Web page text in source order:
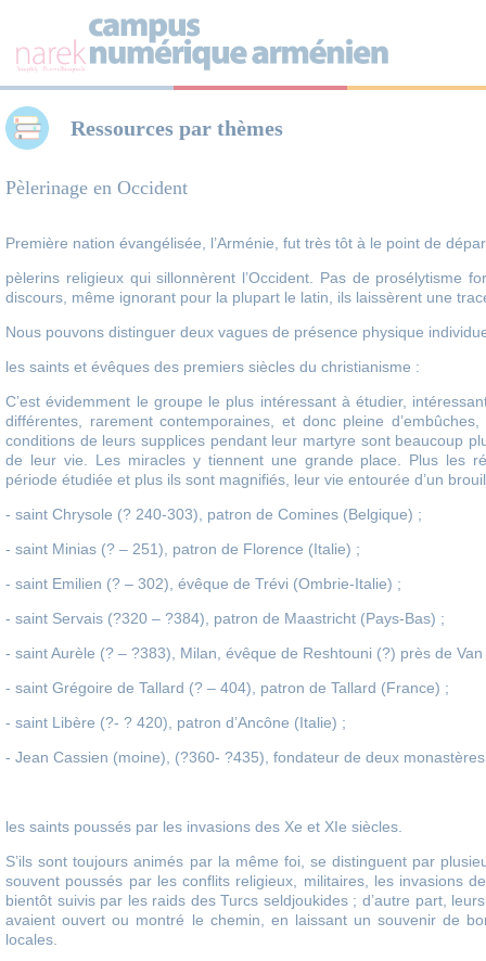
Ressources par thèmes
Pèlerinage en Occident
Première nation évangélisée, l’Arménie, fut très tôt à le point de
pèlerins religieux qui sillonnèrent l’Occident. Pas de prosélytisme
discours, même ignorant pour la plupart le latin, ils laissèrent une
Nous pouvons distinguer deux vagues de présence physique
les saints et évêques des premiers siècles du christianisme :
C’est évidemment le groupe le plus intéressant à étudier,
différentes, rarement contemporaines, et donc pleine
conditions de leurs supplices pendant leur martyre sont beaucoup
de leur vie. Les miracles y tiennent une grande place. Plus les
période étudiée et plus ils sont magnifiés, leur vie entourée d’un
- saint Chrysole (? 240-303), patron de Comines (Belgique) ;
- saint Minias (? – 251), patron de Florence (Italie) ;
- saint Emilien (? – 302), évêque de Trévi (Ombrie-Italie) ;
- saint Servais (?320 – ?384), patron de Maastricht (Pays-Bas) ;
- saint Aurèle (? – ?383), Milan, évêque de Reshtouni (?) près de
- saint Grégoire de Tallard (? – 404), patron de Tallard (France) ;
- saint Libère (?- ? 420), patron d’Ancône (Italie) ;
- Jean Cassien (moine), (?360- ?435), fondateur de deux
les saints poussés par les invasions des Xe et XIe siècles.
S’ils sont toujours animés par la même foi, se distinguent par
souvent poussés par les conflits religieux, militaires, les invasions
bientôt suivis par les raids des Turcs seldjoukides ; d’autre part,
avaient ouvert ou montré le chemin, en laissant un souvenir de
locales.